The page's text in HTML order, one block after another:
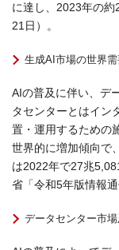
に達し、2023年の
21日）。
生成AI市場の世界
AIの普及に伴い、デ
タセンターとはイン
置・運用するための
世界的に増加傾向で
は2022年で27兆
省「令和5年版情報通
データセンター市